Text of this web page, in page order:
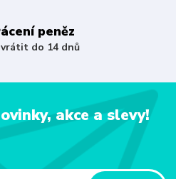
peněz
do 14 dnů
akce a slevy!